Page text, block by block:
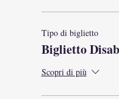
Tipo di biglietto
Biglietto
Scopri di più